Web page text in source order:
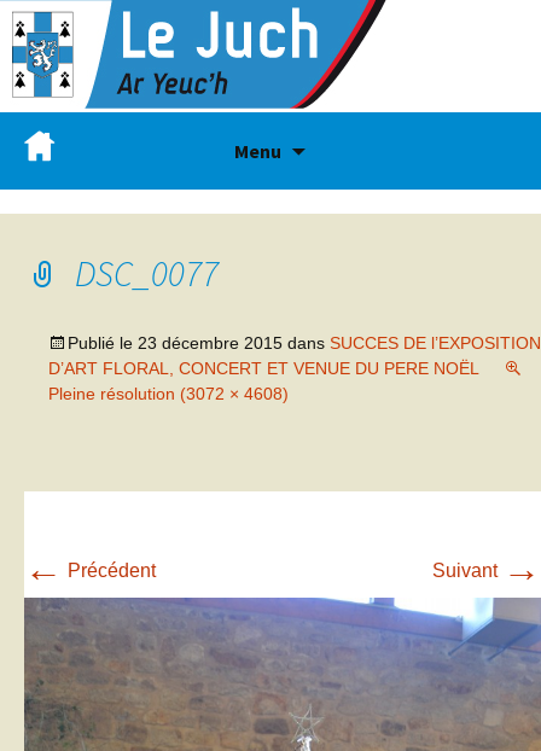
Menu
DSC_0077
Publié le 23 décembre 2015 dans SUCCES DE l’EXPOSITION
D’ART FLORAL, CONCERT ET VENUE DU PERE NOËL
Pleine résolution (3072 × 4608)
← Précédent Suivant →